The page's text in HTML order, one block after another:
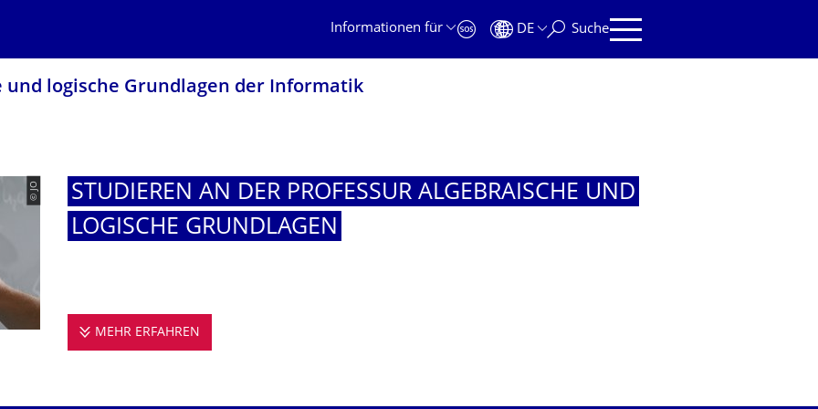
Informationen für
DE Suche
und logische Grundlagen der Informatik
© JO
STUDIEREN AN DER PROFESSUR ALGEBRAISCHE UND
LOGISCHE GRUNDLAGEN
MEHR ERFAHREN